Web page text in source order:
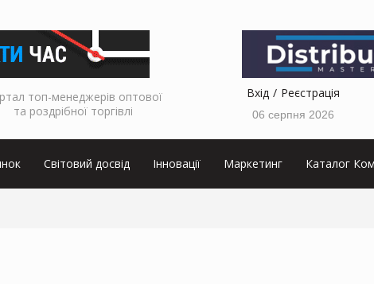
топ-менеджерів оптової
та роздрібної торгівлі
Вхід Реєстрація
06 серпня 2026
Світовий досвід Інновації Маркетинг Каталог